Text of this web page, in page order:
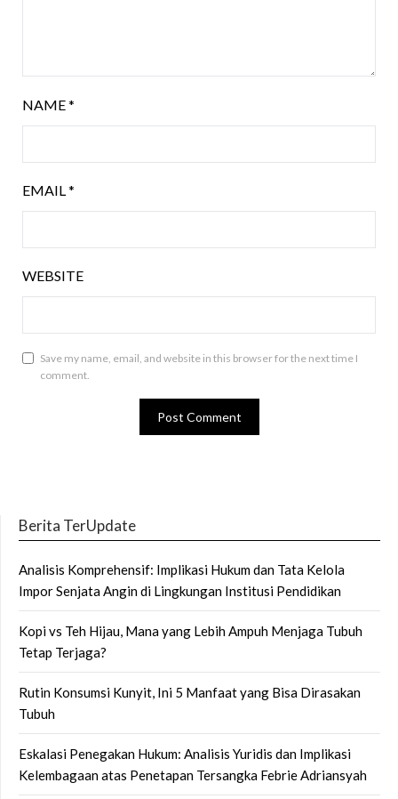
NAME*
EMAIL*
WEBSITE
Save my name, email, and website in this browser for the next time I
comment.
Berita TerUpdate
Analisis Komprehensif: Implikasi Hukum dan Tata Kelola
Impor Senjata Angin di Lingkungan Institusi Pendidikan
Kopi vs Teh Hijau, Mana yang Lebih Ampuh Menjaga Tubuh
Tetap Terjaga?
Rutin Konsumsi Kunyit, Ini 5 Manfaat yang Bisa Dirasakan
Tubuh
Eskalasi Penegakan Hukum: Analisis Yuridis dan Implikasi
Kelembagaan atas Penetapan Tersangka Febrie Adriansyah